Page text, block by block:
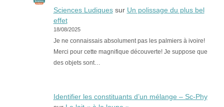
Sciences Ludiquessur Un polissage du plus bel
effet
18/08/2025
Je ne connaissais absolument pas les palmiers à ivoire!
Merci pour cette magnifique découverte! Je suppose que
des objets sont…
Identifier les constituants d’un mélange – Sc-Phy